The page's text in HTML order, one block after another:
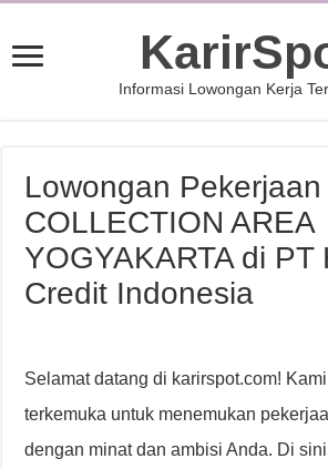
Informasi Lowongan Kerja
Lowongan
COLLECTION AREA
YOGYAKARTA di PT
Credit Indonesia
Selamat datang di karirspot.com!
terkemuka untuk menemukan
dengan minat dan ambisi Anda. Di